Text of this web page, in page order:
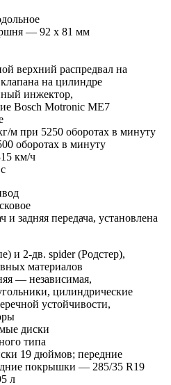
— 92 x 81 мм
верхний распредвал на
на цилиндре
инжектор,
Bosch Motronic ME7
м при 5250 оборотах в минуту
оборотах в минуту
км/ч
задняя передача, установлена
и 2-дв. spider (Родстер),
материалов
— независимая,
цилиндрические
устойчивости,
диски
типа
19 дюймов; передние
покрышки — 285/35 R19
л